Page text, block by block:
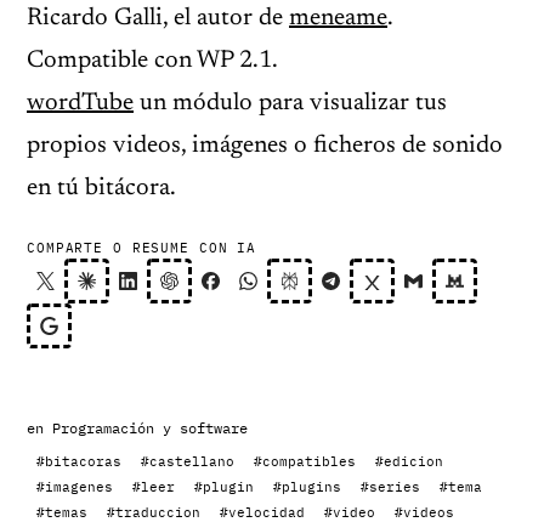
Ricardo Galli, el autor de meneame.
Compatible con WP 2.1.
wordTube un módulo para visualizar tus
propios videos, imágenes o ficheros de sonido
en tú bitácora.
COMPARTE O RESUME CON IA
en Programación y software
#bitacoras #castellano #compatibles
#edicion
#imagenes
#leer #plugin #plugins #series
#tema
#temas
#traduccion #velocidad #video
#videos